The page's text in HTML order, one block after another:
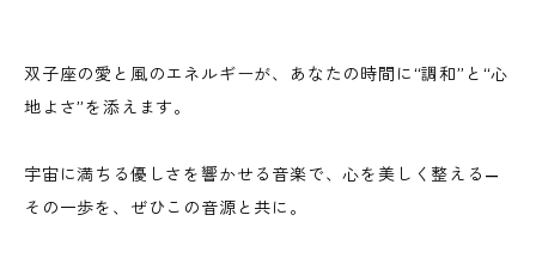
双子座の愛と風のエネルギーが、あなたの時間に“調和”と“心
地よさ”を添えます。
宇宙に満ちる優しさを響かせる音楽で、心を美しく整える—
その一歩を、ぜひこの音源と共に。